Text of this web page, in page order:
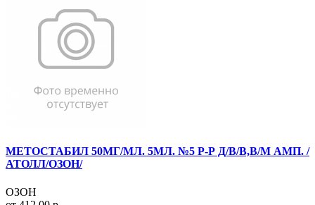
МЕТОСТАБИЛ 50МГ/МЛ. 5МЛ. №5 Р-Р Д/В/В,В/М АМП. /
АТОЛЛ/ОЗОН/
ОЗОН